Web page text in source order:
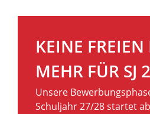
KEINE FREIEN
MEHR FÜR SJ
Unsere
Schuljahr 27/28 startet